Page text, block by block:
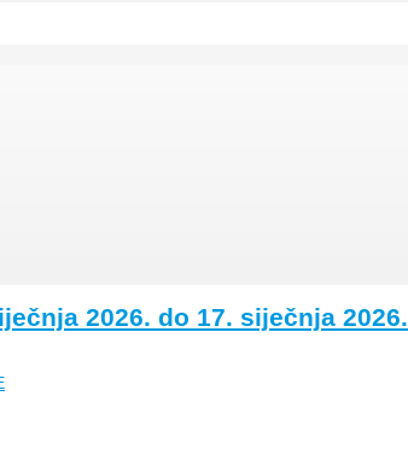
2026. do 17. siječnja 2026.